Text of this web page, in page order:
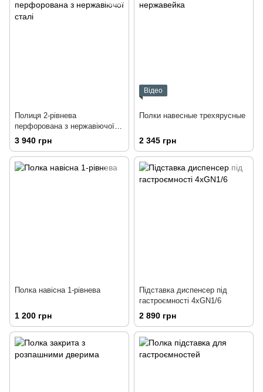
Полиця 2-рівнева
перфорована з нержавіючої
сталі
3 940 грн
Відео
Полки навесные трехярусные
2 345 грн
Полка навісна 1-рівнева
1 200 грн
Підставка диспенсер під
гастроємності 4хGN1/6
2 890 грн